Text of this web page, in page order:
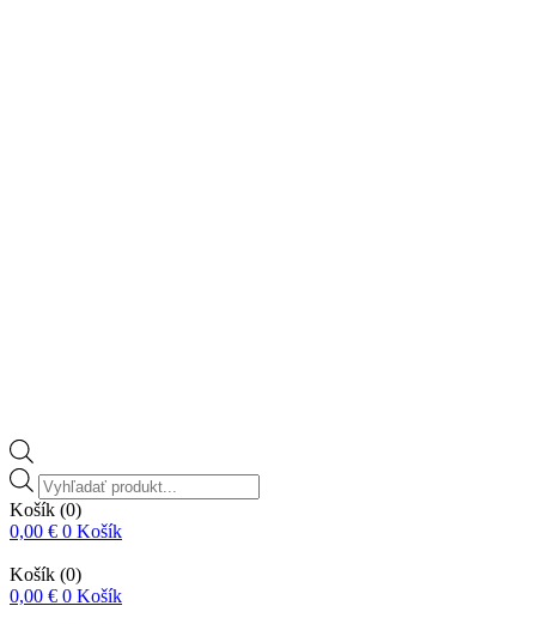
Vyhľadávanie
produktov
Košík (0)
0,00 € 0 Košík
Košík (0)
0,00 € 0 Košík